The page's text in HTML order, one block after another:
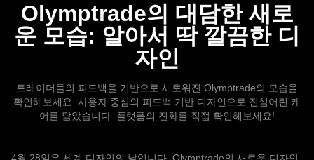
Olymptrade의 대담한 새로
운 모습: 알아서 딱 깔끔한 디
자인
트레이더들의 피드백을 기반으로 새로워진 Olymptrade의 모습을
확인해보세요. 사용자 중심의 피드백 기반 디자인으로 진심어린 케
어를 담았습니다. 플랫폼의 진화를 직접 확인해보세요!